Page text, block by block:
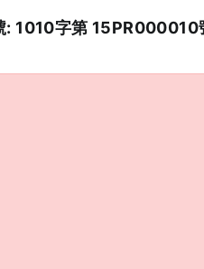
: 1010字第 15PR000010